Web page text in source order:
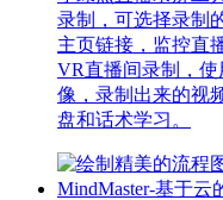
录制，可选择录制
主页链接，监控直
VR直播间录制，
像，录制出来的视
盘和话术学习。